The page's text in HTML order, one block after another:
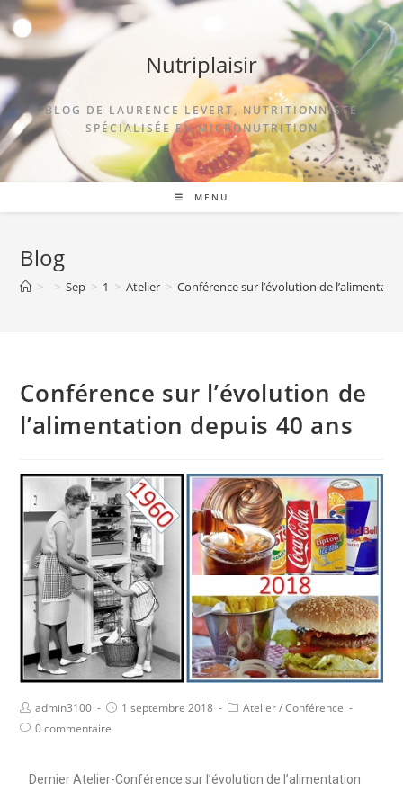
Nutriplaisir
BLOG DE LAURENCE LEVERT, NUTRITIONNISTE
SPÉCIALISÉE EN MICRONUTRITION
MENU
Blog
> > Sep > 1 > Atelier > Conférence sur l’évolution de
Conférence sur l’évolution de
l’alimentation depuis 40 ans
admin3100 1 septembre 2018 Atelier / Conférence
0 commentaire
Dernier Atelier-Conférence sur l’évolution de l’alimentation